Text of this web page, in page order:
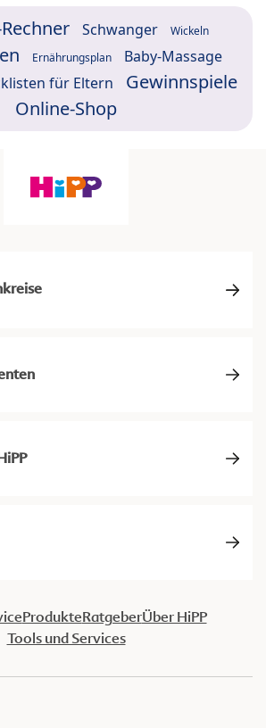
Schwanger Wickeln
Ernährungsplan Baby-Massage
für Eltern
Gewinnspiele
Online-Shop
ProdukteRatgeberÜber HiPP
Tools und Services